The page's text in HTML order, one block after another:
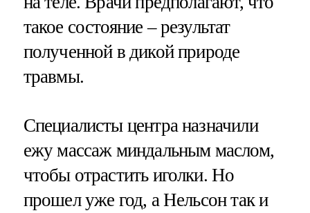
такое состояние – результат
полученной в дикой природе
травмы.
Специалисты центра назначили
ежу массаж миндальным маслом,
чтобы отрастить иголки. Но
прошел уже год, а Нельсон так и